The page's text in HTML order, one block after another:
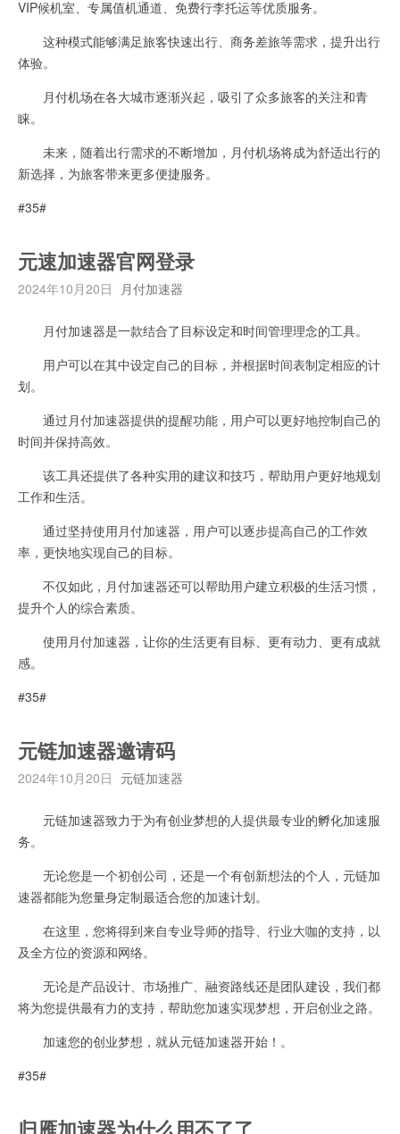
VIP候机室、专属值机通道、免费行李托运等优质服务。
这种模式能够满足旅客快速出行、商务差旅等需求，提升出行
体验。
月付机场在各大城市逐渐兴起，吸引了众多旅客的关注和青
睐。
未来，随着出行需求的不断增加，月付机场将成为舒适出行的
新选择，为旅客带来更多便捷服务。
#35#
元速加速器官网登录
2024年10月20日 月付加速器
月付加速器是一款结合了目标设定和时间管理理念的工具。
用户可以在其中设定自己的目标，并根据时间表制定相应的计
划。
通过月付加速器提供的提醒功能，用户可以更好地控制自己的
时间并保持高效。
该工具还提供了各种实用的建议和技巧，帮助用户更好地规划
工作和生活。
通过坚持使用月付加速器，用户可以逐步提高自己的工作效
率，更快地实现自己的目标。
不仅如此，月付加速器还可以帮助用户建立积极的生活习惯，
提升个人的综合素质。
使用月付加速器，让你的生活更有目标、更有动力、更有成就
感。
#35#
元链加速器邀请码
2024年10月20日 元链加速器
元链加速器致力于为有创业梦想的人提供最专业的孵化加速服
务。
无论您是一个初创公司，还是一个有创新想法的个人，元链加
速器都能为您量身定制最适合您的加速计划。
在这里，您将得到来自专业导师的指导、行业大咖的支持，以
及全方位的资源和网络。
无论是产品设计、市场推广、融资路线还是团队建设，我们都
将为您提供最有力的支持，帮助您加速实现梦想，开启创业之路。
加速您的创业梦想，就从元链加速器开始！。
#35#